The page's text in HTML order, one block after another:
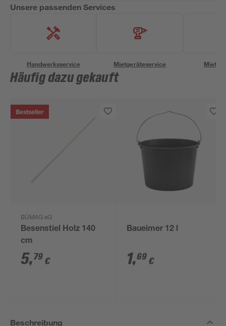
Unsere passenden Services
Handwerksservice Mietgeräteservice
Häufig dazu gekauft
Bestseller
BÜMAG eG
Besenstiel Holz 140
cm
5,79 €
Baueimer 12 l
1,69 €
Beschreibung